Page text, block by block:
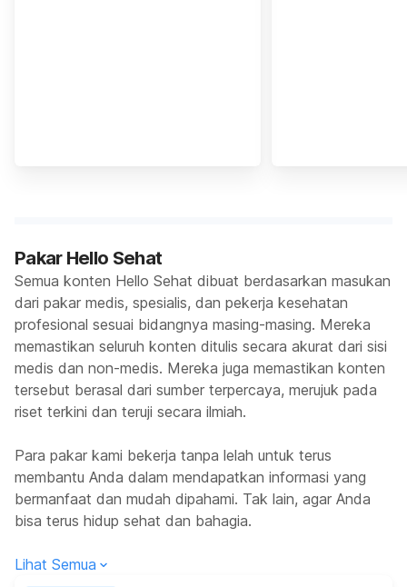
Pakar Hello Sehat
Semua konten Hello Sehat dibuat berdasarkan masukan
dari pakar medis, spesialis, dan pekerja kesehatan
profesional sesuai bidangnya masing-masing. Mereka
memastikan seluruh konten ditulis secara akurat dari sisi
medis dan non-medis. Mereka juga memastikan konten
tersebut berasal dari sumber terpercaya, merujuk pada
riset terkini dan teruji secara ilmiah.
Para pakar kami bekerja tanpa lelah untuk terus
membantu Anda dalam mendapatkan informasi yang
bermanfaat dan mudah dipahami. Tak lain, agar Anda
bisa terus hidup sehat dan bahagia.
Lihat Semua